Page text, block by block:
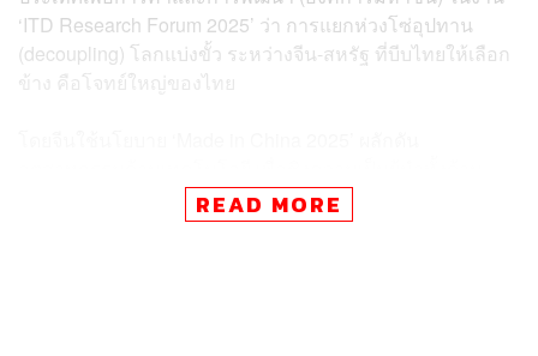
‘ITD Research Forum 2025’ ว่า การแยกห่วงโซ่อุปทาน
(decoupling) โลกแบ่งขั้ว ระหว่างจีน-สหรัฐ ที่บีบไทยให้เลือก
ข้าง คือโจทย์ใหญ่ของไทย
ปัญญาประดิษฐ์ (AI) รถยนต์ไฟฟ้า (EV) พลังงานหมุนเวียน ซึ่ง
ต้องยอมรับว่า ประสบความสำเร็จมาก
READ MORE